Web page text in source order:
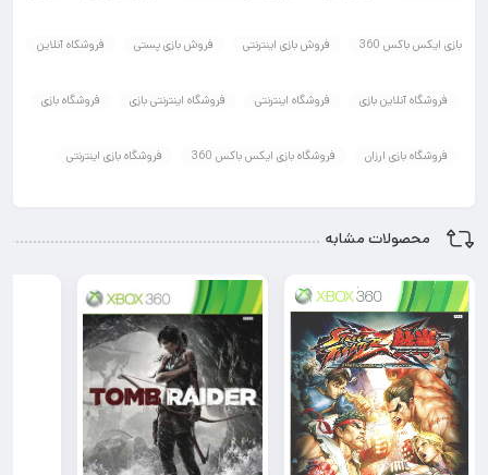
بازی ایکس باکس 360 فروش بازی اینترنتی فروش بازی پستی فروشکاه آنلاین
فروشگاه آنلاین بازی فروشگاه اینترنتی فروشگاه اینترنتی بازی فروشگاه بازی
فروشگاه بازی ارزان فروشگاه بازی ایکس باکس 360 فروشگاه بازی اینترنتی
محصولات مشابه